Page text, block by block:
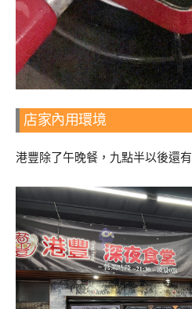
店家內用環境
港豐除了午晚餐，九點半以後還有